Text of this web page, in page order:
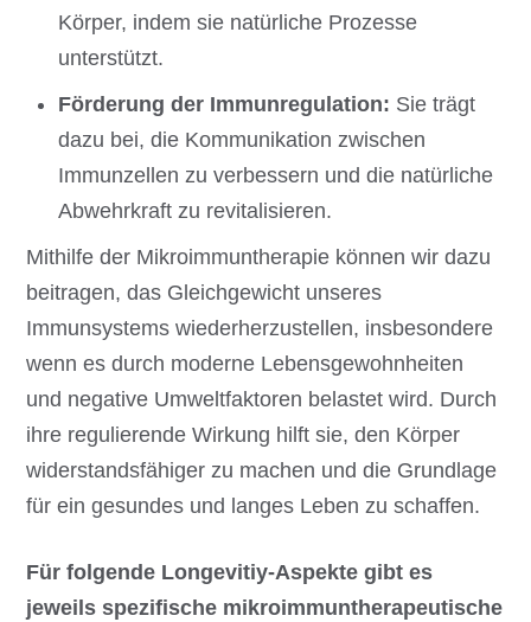
Körper, indem sie natürliche Prozesse
unterstützt.
Förderung der Immunregulation: Sie trägt
dazu bei, die Kommunikation zwischen
Immunzellen zu verbessern und die natürliche
Abwehrkraft zu revitalisieren.
Mithilfe der Mikroimmuntherapie können wir dazu
beitragen, das Gleichgewicht unseres
Immunsystems wiederherzustellen, insbesondere
wenn es durch moderne Lebensgewohnheiten
und negative Umweltfaktoren belastet wird. Durch
ihre regulierende Wirkung hilft sie, den Körper
widerstandsfähiger zu machen und die Grundlage
für ein gesundes und langes Leben zu schaffen.
Für folgende Longevitiy-Aspekte gibt es
jeweils spezifische mikroimmuntherapeutische